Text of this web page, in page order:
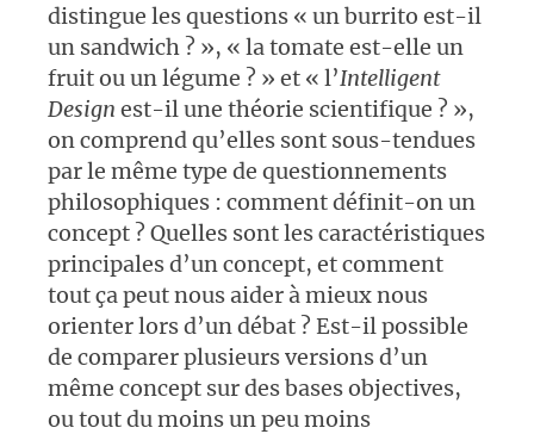
distingue les questions « un burrito est-il
un sandwich ? », « la tomate est-elle un
fruit ou un légume ? » et « l’Intelligent
Design est-il une théorie scientifique ? »,
on comprend qu’elles sont sous-tendues
par le même type de questionnements
philosophiques : comment définit-on un
concept ? Quelles sont les caractéristiques
principales d’un concept, et comment
tout ça peut nous aider à mieux nous
orienter lors d’un débat ? Est-il possible
de comparer plusieurs versions d’un
même concept sur des bases objectives,
ou tout du moins un peu moins